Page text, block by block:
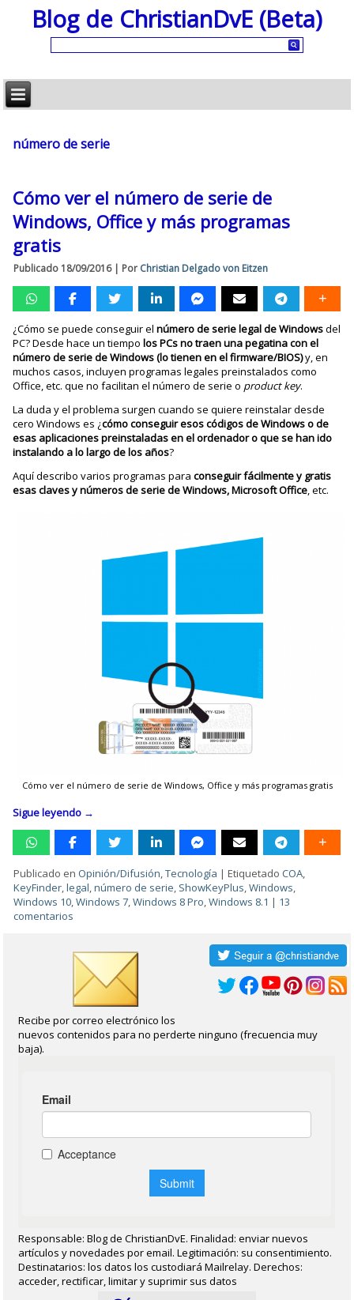
Blog de ChristianDvE (Beta)
número de serie
Cómo ver el número de serie de
Windows, Office y más programas
gratis
Publicado 18/09/2016| Por Christian Delgado von Eitzen
¿Cómo se puede conseguir elnúmero de serie legal de Windowsdel
PC? Desde hace un tiempolos PCs no traen una pegatina con el
número de serie de Windows (lo tienen en el firmware/BIOS)y, en
muchos casos, incluyen programas legales preinstalados como
Office, etc. que no facilitan el número de serie o product key.
La duda y el problema surgen cuando se quiere reinstalar desde
cero Windows es ¿cómo conseguir esos códigos de Windows o de
esas aplicaciones preinstaladas en el ordenador o que se han ido
instalando a lo largo de los años?
Aquí describo varios programas paraconseguir fácilmente y gratis
esas claves y números de serie de Windows, Microsoft Office, etc.
Cómo ver el número de serie de Windows, Office y más programas gratis
Sigue leyendo →
Publicado en Opinión/Difusión,Tecnología |Etiquetado COA,
KeyFinder,legal,número de serie, ShowKeyPlus,Windows,
Windows 10,Windows 7,Windows 8 Pro,Windows 8.1 | 13
comentarios
Recibe por correo electrónico los
nuevos contenidos para no perderte ninguno (frecuencia muy
baja).
Responsable: Blog de ChristianDvE. Finalidad: enviar nuevos
artículos y novedades por email. Legitimación: su consentimiento.
Destinatarios: los datos los custodiará Mailrelay. Derechos:
acceder, rectificar, limitar y suprimir sus datos